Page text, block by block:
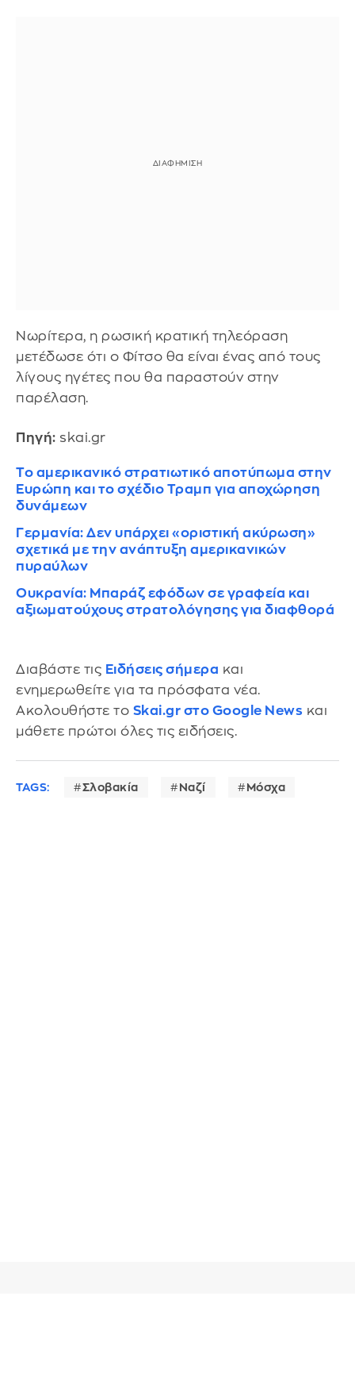
Νωρίτερα, η ρωσική κρατική τηλεόραση
μετέδωσε ότι ο Φίτσο θα είναι ένας από τους
λίγους ηγέτες που θα παραστούν στην
παρέλαση.
Πηγή: skai.gr
Το αμερικανικό στρατιωτικό αποτύπωμα στην
Ευρώπη και το σχέδιο Τραμπ για αποχώρηση
δυνάμεων
Γερμανία: Δεν υπάρχει «οριστική ακύρωση»
σχετικά με την ανάπτυξη αμερικανικών
πυραύλων
Ουκρανία: Μπαράζ εφόδων σε γραφεία και
αξιωματούχους στρατολόγησης για διαφθορά
Διαβάστε τις Ειδήσεις σήμερα και
ενημερωθείτε για τα πρόσφατα νέα.
Ακολουθήστε το Skai.gr στο Google News και
μάθετε πρώτοι όλες τις ειδήσεις.
TAGS: Σλοβακία Ναζί Μόσχα